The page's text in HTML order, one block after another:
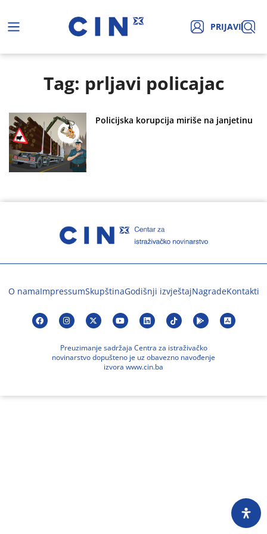
PRIJAVI
Tag: prljavi policajac
Policijska korupcija miriše na janjetinu
O namaImpressumSkupštinaGodišnji izvještajNagradeKontakti
Preuzimanje sadržaja Centra za istraživačko
novinarstvo dopušteno je uz obavezno navođenje
izvora www.cin.ba